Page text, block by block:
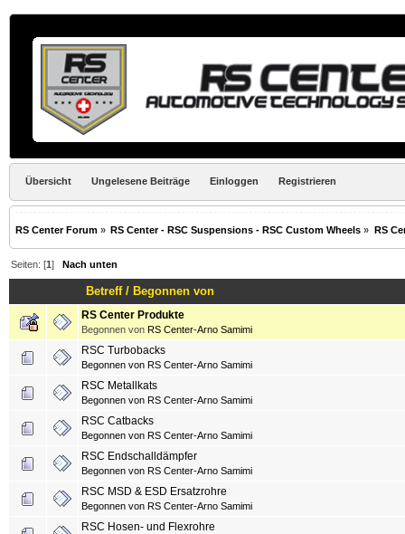
Übersicht Ungelesene Beiträge Einloggen Registrieren
RS Center Forum » RS Center - RSC Suspensions - RSC Custom Wheels » RS
Seiten: [1] Nach unten
Betreff/ Begonnen von
RS Center Produkte
Begonnen von RS Center-Arno Samimi
RSC Turbobacks
Begonnen von RS Center-Arno Samimi
RSC Metallkats
Begonnen von RS Center-Arno Samimi
RSC Catbacks
Begonnen von RS Center-Arno Samimi
RSC Endschalldämpfer
Begonnen von RS Center-Arno Samimi
RSC MSD & ESD Ersatzrohre
Begonnen von RS Center-Arno Samimi
RSC Hosen- und Flexrohre